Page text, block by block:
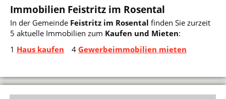
Immobilien Feistritz im Rosental
In der Gemeinde Feistritz im Rosental finden Sie zurzeit
5 aktuelle Immobilien zum Kaufen und Mieten:
1 Haus kaufen 4 Gewerbeimmobilien mieten